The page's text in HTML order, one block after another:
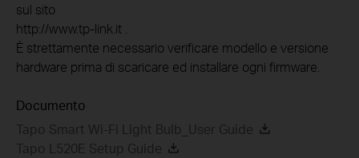
sul sito
http://www.tp-link.it .
È strettamente necessario verificare modello e versione
hardware prima di scaricare ed installare ogni firmware.
Documento
Tapo Smart Wi-Fi Light Bulb_User Guide
Tapo L520E Setup Guide